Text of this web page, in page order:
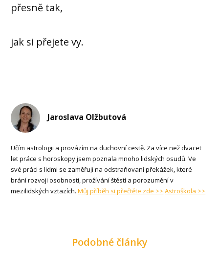
přesně tak,
jak si přejete vy.
Jaroslava Olžbutová
Učím astrologii a provázím na duchovní cestě. Za více než dvacet
let práce s horoskopy jsem poznala mnoho lidských osudů. Ve
své práci s lidmi se zaměřuji na odstraňovaní překážek, které
brání rozvoji osobnosti, prožívání štěstí a porozumění v
mezilidských vztazích.Můj příběh si přečtěte zde >> Astroškola >>
Podobné články